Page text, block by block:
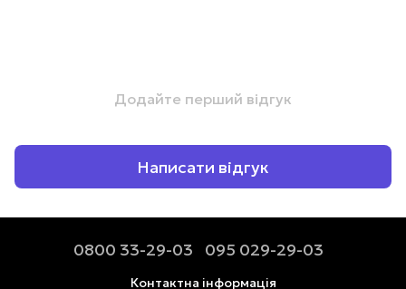
Додайте перший відгук
Написати відгук
0800 33-29-03 095 029-29-03
Контактна інформація